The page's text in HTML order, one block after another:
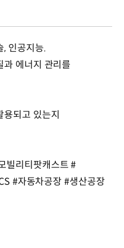
, 인공지능.
에너지 관리를
되고 있는지
빌리티팟캐스트 #
#자동차공장 #생산공장